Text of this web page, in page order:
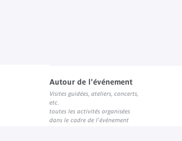
Autour de l'événement
Visites guidées, ateliers, concerts,
etc.
toutes les activités organisées
dans le cadre de l'événement